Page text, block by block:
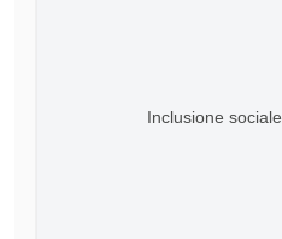
Inclusione sociale